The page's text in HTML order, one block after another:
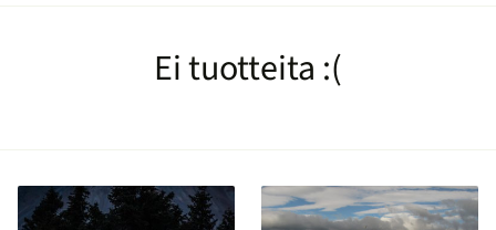
Ei tuotteita :(